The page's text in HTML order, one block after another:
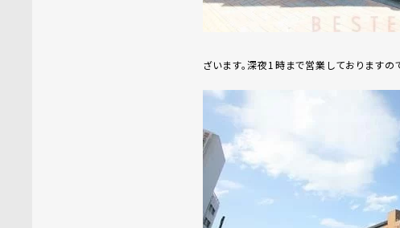
ざいます。深夜1時まで営業しております